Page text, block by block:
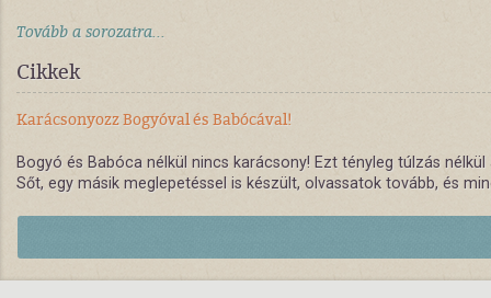
Tovább a sorozatra...
Cikkek
Karácsonyozz Bogyóval és Babócával!
Bogyó és Babóca nélkül nincs karácsony! Ezt tényleg túlzás
Sőt, egy másik meglepetéssel is készült, olvassatok tovább, és